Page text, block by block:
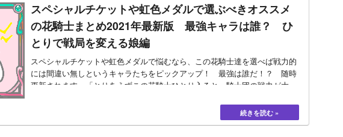
スペシャルチケットや虹色メダルで選ぶべきオススメ
の花騎士まとめ2021年最新版 最強キャラは誰？ ひ
とりで戦局を変える娘編
スペシャルチケットや虹色メダルで悩むなら、この花騎士達を選べば戦力的
には間違い無しというキャラたちをピックアップ！ 最強は誰だ！？ 随時
更新されます。「とりあえずこの花騎士ひとり入ると、騎士団の戦力が大幅